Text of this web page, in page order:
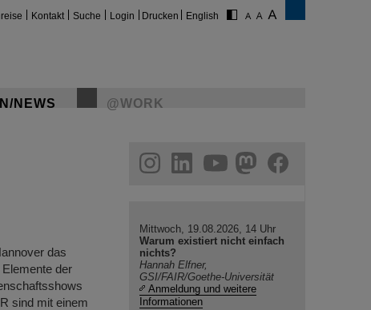
Kontakt Suche Login Drucken English
NEWS @WORK
das
der
sind mit einem
helmholtz.social
facebook
Mittwoch, 19.08.2026, 14 Uhr
Warum existiert nicht einfach
nichts?
Hannah Elfner,
GSI/FAIR/Goethe-Universität
Anmeldung und weitere
Informationen